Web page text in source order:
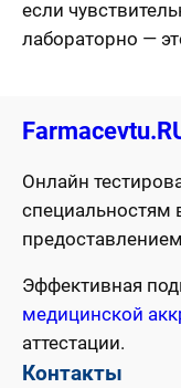
если
лабораторно —
Онлайн
специальностям
Эффективная
медицинской
аттестации.
Контакты